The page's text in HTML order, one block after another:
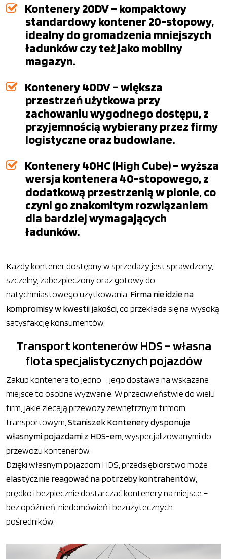
Kontenery 20DV – kompaktowy
standardowy kontener 20-stopowy,
idealny do gromadzenia mniejszych
ładunków czy też jako mobilny
magazyn.
Kontenery 40DV – większa
przestrzeń użytkowa przy
zachowaniu wygodnego dostępu, z
przyjemnością wybierany przez firmy
logistyczne oraz budowlane.
Kontenery 40HC (High Cube) – wyższa
wersja kontenera 40-stopowego, z
dodatkową przestrzenią w pionie, co
czyni go znakomitym rozwiązaniem
dla bardziej wymagających
ładunków.
Każdy kontener dostępny w sprzedaży jest sprawdzony,
szczelny, zabezpieczony oraz gotowy do
natychmiastowego użytkowania. Firma nie idzie na
kompromisy w kwestii jakości , co przekłada się na wysoką
satysfakcję konsumentów.
Transport kontenerów HDS – własna
flota specjalistycznych pojazdów
Zakup kontenera to jedno – jego dostawa na wskazane
miejsce to osobne wyzwanie. W przeciwieństwie do wielu
firm, jakie zlecają przewozy zewnętrznym firmom
transportowym, Staniszek Kontenery dysponuje
własnymi pojazdami z HDS-em , wyspecjalizowanymi do
przewozu kontenerów.
Dzięki własnym pojazdom HDS, przedsiębiorstwo może
elastycznie reagować na potrzeby kontrahentów
prędko i bezpiecznie dostarczać kontenery na miejsce –
bez opóźnień, niedomówień i bezużytecznych
pośredników.